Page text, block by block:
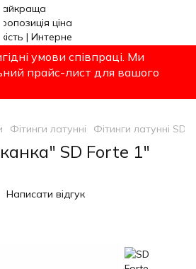
умови співпраці. Ми
прайс-лист для вашого
Фітинги латунні Фітинги латунні SD
SD Forte 1"
Написати відгук